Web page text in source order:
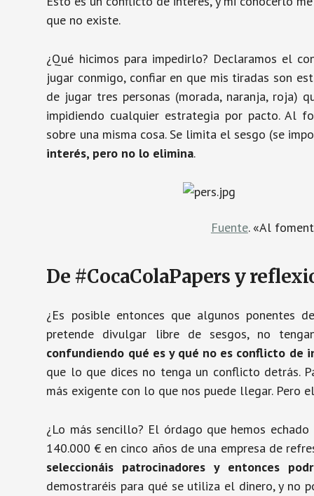
que no existe.
¿Qué hicimos para impedirlo? Declaramos el
jugar conmigo, confiar en que mis tiradas son
de jugar tres personas (morada, naranja, roja)
impidiendo cualquier estrategia por pacto. Al
sobre una misma cosa. Se limita el sesgo (se
interés, pero no lo elimina.
Fuente. «Al
De #CocaColaPapers y
¿Es posible entonces que algunos ponentes
pretende divulgar libre de sesgos, no
confundiendo qué es y qué no es conflicto de
que lo que dices no tenga un conflicto detrás.
más exigente con lo que nos puede llegar. Pero
¿Lo más sencillo? El órdago que hemos
140.000 € en cinco años de una empresa de
seleccionáis patrocinadores y entonces
demostraréis para qué se utiliza el dinero, y no